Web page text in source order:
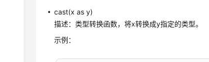
cast(x as y)
描述：类型转换函数，将x转换成y指定的类型。
示例：